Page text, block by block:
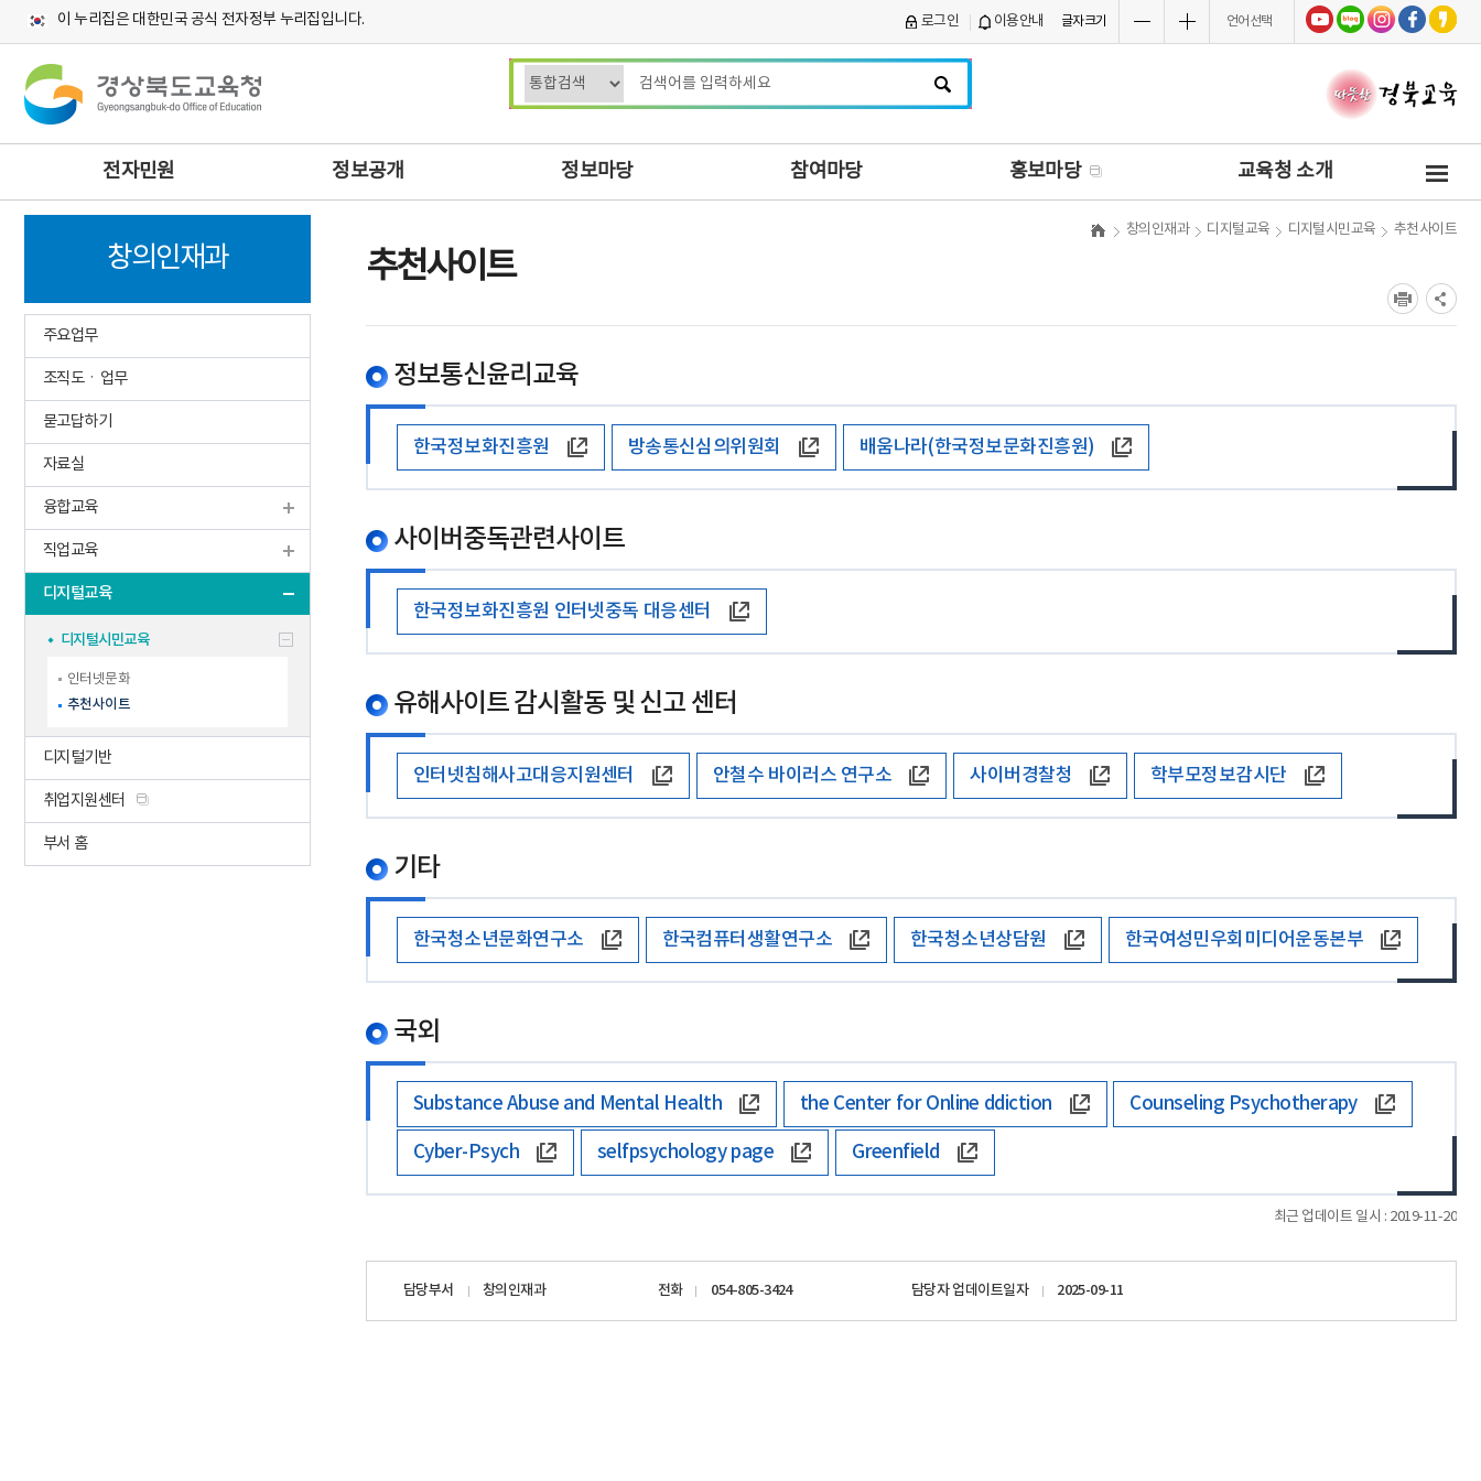
이 누리집은 대한민국 공식 전자정부 누리집입니다. 로그인 이용안내 글자크기 언어선택
검
색
입
사
트
전자민원 정보공개 정보마당 참여마당 홍보마당 교육청 소개
창의인재과
주요업무
조직도ㆍ업무
묻고답하기
자료실
융합교육
직업교육
디지털교육
디지털시민교육
인터넷문화
추천사이트
디지털기반
취업지원센터
부서 홈
창의인재과 디지털교육 디지털시민교육 추천사이트
추천사이트
정보통신윤리교육
한국정보화진흥원 방송통신심의위원회 배움나라(한국정보문화진흥원)
사이버중독관련사이트
한국정보화진흥원 인터넷중독 대응센터
유해사이트 감시활동 및 신고 센터
인터넷침해사고대응지원센터 안철수 바이러스 연구소 사이버경찰청 학부모정보감시단
기타
한국청소년문화연구소 한국컴퓨터생활연구소 한국청소년상담원 한국여성민우회미디어운동본부
국외
Substance Abuse and Mental Health the Center for Online ddiction Counseling Psychotherapy
Cyber-Psych selfpsychology page Greenfield
최근 업데이트 일시 : 2019-11-20
담당부서 창의인재과 전화 054-805-3424 담당자 업데이트일자 2025-09-11